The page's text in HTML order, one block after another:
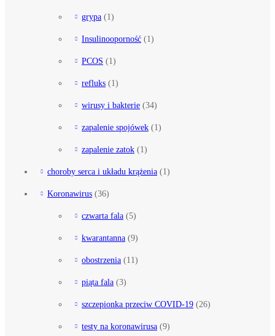
grypa (1)
Insulinooporność (1)
PCOS (1)
refluks (1)
wirusy i bakterie (34)
zapalenie spojówek (1)
zapalenie zatok (1)
choroby serca i układu krążenia (1)
Koronawirus (36)
czwarta fala (5)
kwarantanna (9)
obostrzenia (11)
piąta fala (3)
szczepionka przeciw COVID-19 (26)
testy na koronawirusa (9)